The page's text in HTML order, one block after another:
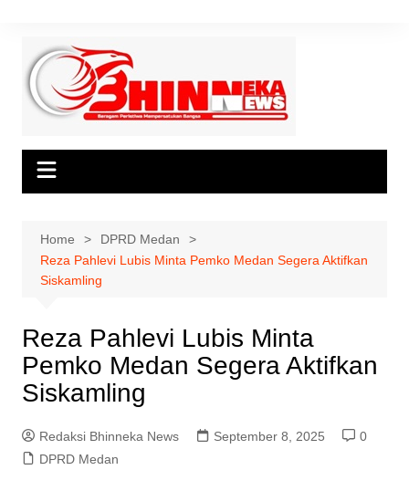
content
Home
DPRD Medan
Reza Pahlevi Lubis Minta Pemko Medan Segera Aktifkan
Siskamling
Reza Pahlevi Lubis Minta
Pemko Medan Segera Aktifkan
Siskamling
Redaksi Bhinneka News September 8, 2025
0
DPRD Medan